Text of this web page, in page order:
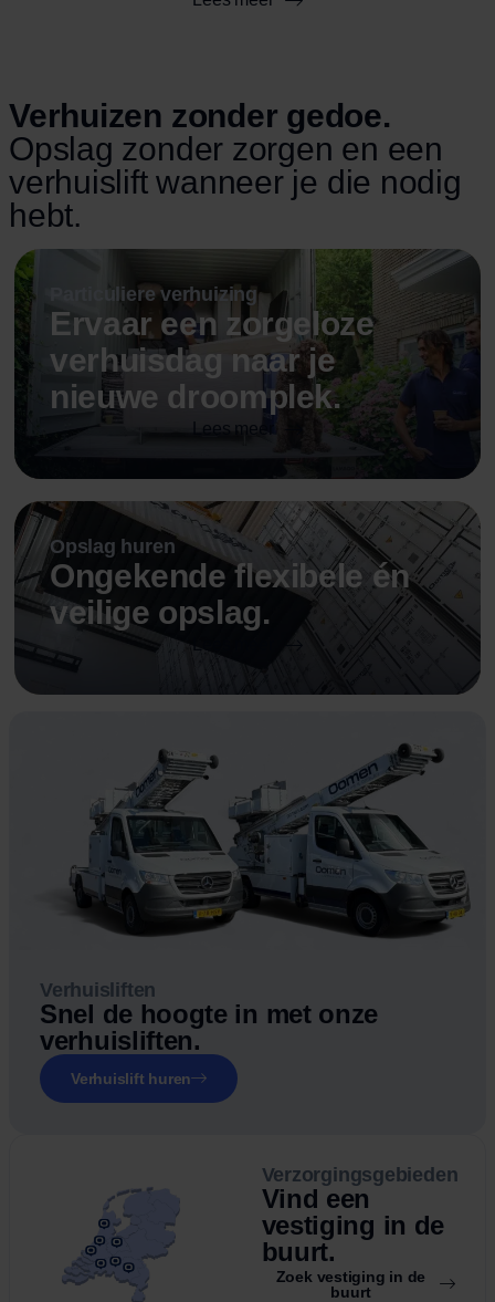
Verhuizen zonder gedoe.
Opslag zonder zorgen en een
verhuislift wanneer je die nodig
hebt.
Particuliere verhuizing
Ervaar een zorgeloze
verhuisdag naar je
nieuwe droomplek.
Lees meer
Opslag huren
Ongekende flexibele én
veilige opslag.
Lees meer
Verhuisliften
Snel de hoogte in met onze
verhuisliften.
Verhuislift huren
Verzorgingsgebieden
Vind een
vestiging in de
buurt.
Zoek vestiging in de
buurt